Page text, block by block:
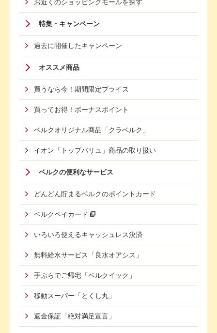
お近くのショッピングモールを探す
特集・キャンペーン
過去に開催したキャンペーン
オススメ商品
買うなら今！期間限定プライス
買ってお得！ボーナスポイント
ベルクオリジナル商品「クラベルク」
イオン「トップバリュ」商品の取り扱い
Footer
Menu
Second
ベルクの便利なサービス
どんどん貯まるベルクのポイントカード
ベルクペイカード
いろいろ使えるキャッシュレス決済
無料給水サービス「良水オアシス」
手ぶらでご帰宅「ベルクイック」
移動スーパー「とくし丸」
返金保証「絶対満足宣言」